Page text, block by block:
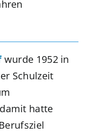
wurde 1952 in
Schulzeit
hatte